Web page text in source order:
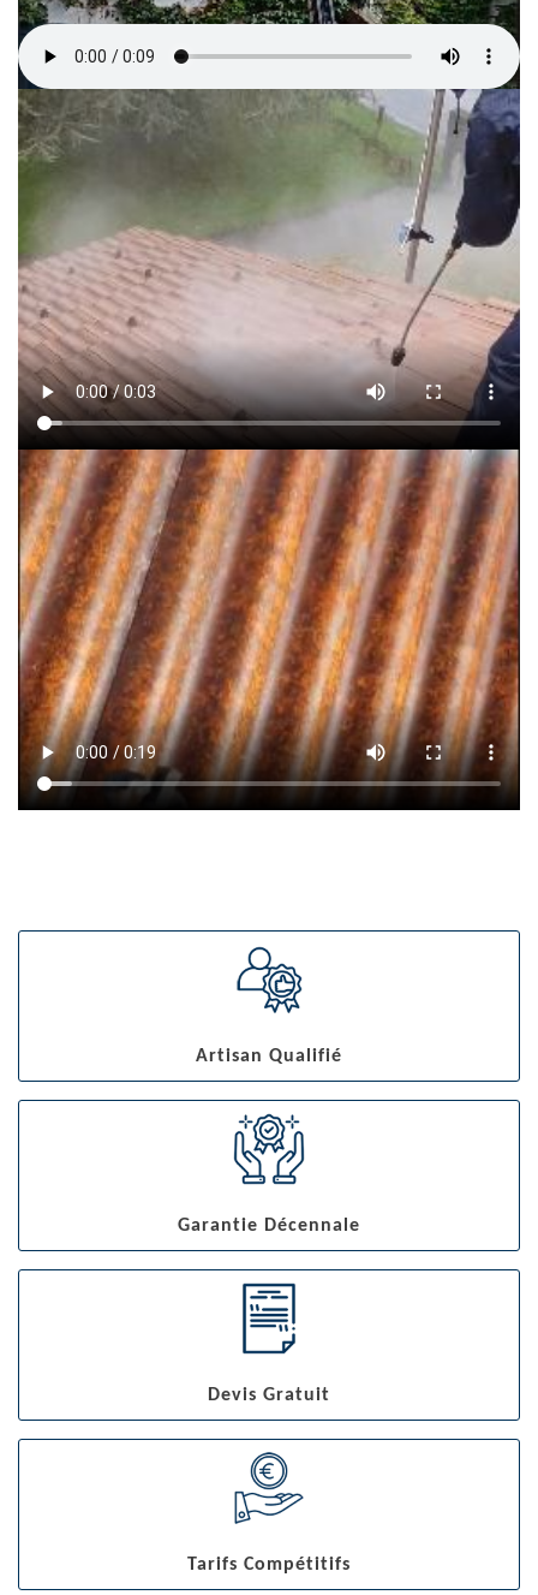
Artisan Qualifié
Garantie Décennale
Devis Gratuit
Tarifs Compétitifs